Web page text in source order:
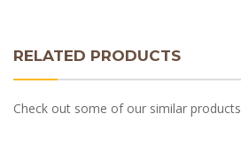
RELATED PRODUCTS
Check out some of our similar products